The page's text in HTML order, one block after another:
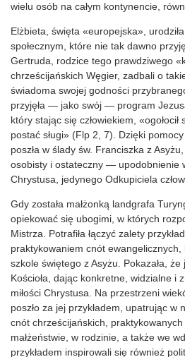
wielu osób na całym kontynencie,
Elżbieta, święta «europejska»,
społecznym, które nie tak dawno
Gertruda, rodzice tego prawdziwego
chrześcijańskich Węgier, zadbali o
świadoma swojej godności
przyjęła — jako swój — program
który stając się człowiekiem,
postać sługi» (Flp 2, 7). Dzięki
poszła w ślady św. Franciszka z
osobisty i ostateczny — upodobnienie
Chrystusa, jedynego Odkupiciela
Gdy została małżonką landgrafa
opiekować się ubogimi, w których
Mistrza. Potrafiła łączyć zalety
praktykowaniem cnót ewangelicznych,
szkole świętego z Asyżu. Pokazała,
Kościoła, dając konkretne, widzialne i
miłości Chrystusa. Na przestrzeni
poszło za jej przykładem, upatrując w
cnót chrześcijańskich,
małżeństwie, w rodzinie, a także we
przykładem inspirowali się również